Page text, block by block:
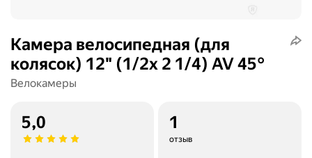
Камера велосипедная (для
колясок) 12" (1/2х 2 1/4) AV 45°
Велокамеры
5,0 1
отзыв